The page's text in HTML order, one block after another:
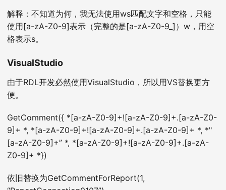
解释：不知道为何，我无法使用ws匹配文字和空格，只能
使用[a-zA-Z0-9]表示（完整的是[a-zA-Z0-9_]）w，用空
格表示s。
VisualStudio
由于RDL开发必然使用VisualStudio，所以用VS替换更方
便。
GetComment({ *[a-zA-Z0-9]+![a-zA-Z0-9]+.[a-zA-Z0-
9]+ *, *[a-zA-Z0-9]+![a-zA-Z0-9]+.[a-zA-Z0-9]+ *, *"
[a-zA-Z0-9]+” *, *[a-zA-Z0-9]+![a-zA-Z0-9]+.[a-zA-
Z0-9]+ *})
依旧替换为GetCommentForReport(1,